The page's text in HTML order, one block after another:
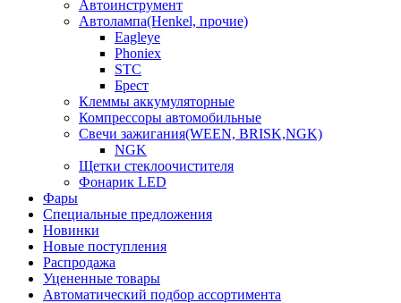
Автоинструмент
Автолампа(Henkel, прочие)
Eagleye
Phoniex
STC
Брест
Клеммы аккумуляторные
Компрессоры автомобильные
Свечи зажигания(WEEN, BRISK,NGK)
NGK
Щетки стеклоочистителя
Фонарик LED
Фары
Специальные предложения
Новинки
Новые поступления
Распродажа
Уцененные товары
Автоматический подбор ассортимента